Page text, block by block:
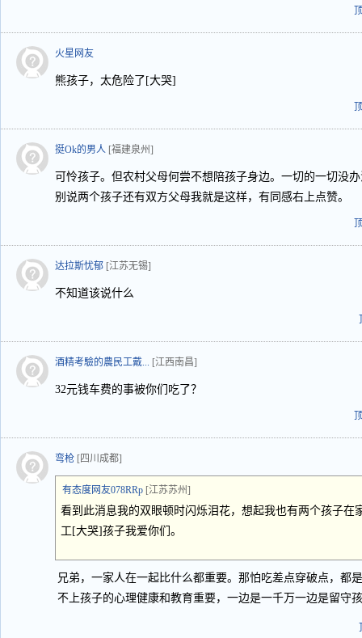
火星网友
熊孩子，太危险了[大哭]
挺Ok的男人 [福建泉州]
可怜孩子。但农村父母何尝不想陪孩子身边。一切的一切没
别说两个孩子还有双方父母我就是这样，有同感右上点赞。
达拉斯忧郁 [江苏无锡]
不知道该说什么
酒精考驗的農民工戴... [江西南昌]
32元钱车费的事被你们吃了？
弯枪 [四川成都]
有态度网友078RRp [江苏苏州]
看到此消息我的双眼顿时闪烁泪花，想起我也有两个孩子在
工[大哭]孩子我爱你们。
兄弟，一家人在一起比什么都重要。那怕吃差点穿破点，都
不上孩子的心理健康和教育重要，一边是一千万一边是留守